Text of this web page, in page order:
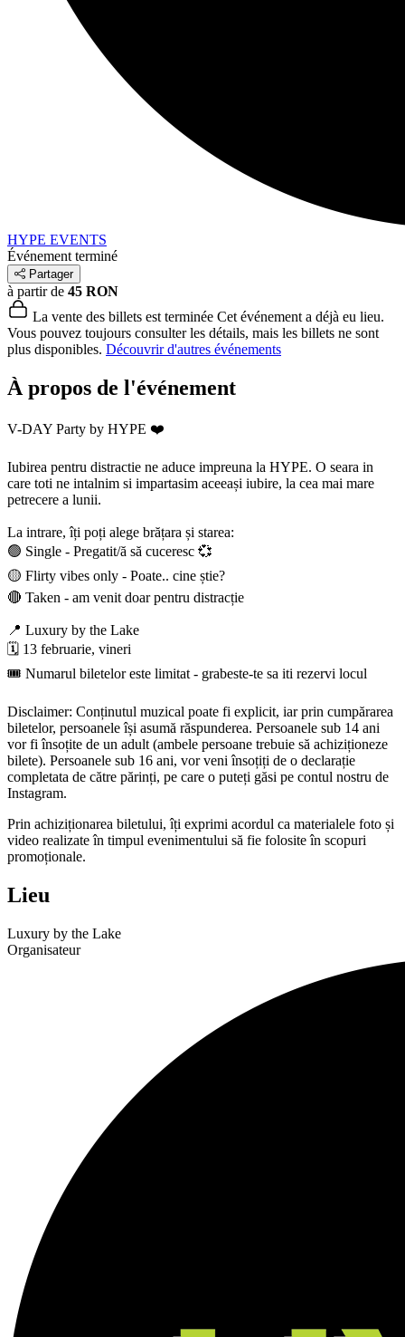
HYPE EVENTS
Événement terminé
Partager
à partir de 45 RON
La vente des billets est terminée Cet événement a déjà eu lieu.
Vous pouvez toujours consulter les détails, mais les billets ne sont
plus disponibles. Découvrir d'autres événements
À propos de l'événement
V-DAY Party by HYPE ❤️
Iubirea pentru distractie ne aduce impreuna la HYPE. O seara in
care toti ne intalnim si impartasim aceeași iubire, la cea mai mare
petrecere a lunii.
La intrare, îți poți alege brățara și starea:
🟢 Single - Pregatit/ă să cuceresc 💞
🟡 Flirty vibes only - Poate.. cine știe?
🔴 Taken - am venit doar pentru distracție
📍 Luxury by the Lake
🗓️ 13 februarie, vineri
🎟️ Numarul biletelor este limitat - grabeste-te sa iti rezervi locul
Disclaimer: Conținutul muzical poate fi explicit, iar prin cumpărarea
biletelor, persoanele își asumă răspunderea. Persoanele sub 14 ani
vor fi însoțite de un adult (ambele persoane trebuie să achiziționeze
bilete). Persoanele sub 16 ani, vor veni însoțiți de o declarație
completata de către părinți, pe care o puteți găsi pe contul nostru de
Instagram.
Prin achiziționarea biletului, îți exprimi acordul ca materialele foto și
video realizate în timpul evenimentului să fie folosite în scopuri
promoționale.
Lieu
Luxury by the Lake
Organisateur